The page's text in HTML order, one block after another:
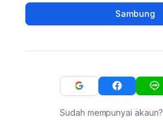
Sambung
Sudah mempunyai akaun?